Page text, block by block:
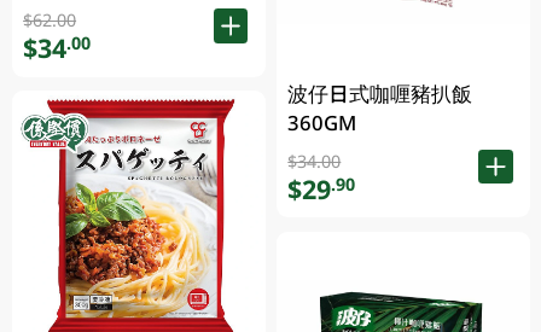
$62.00
$34.00
波仔日式咖喱豬扒飯
360GM
$34.00
$29.90